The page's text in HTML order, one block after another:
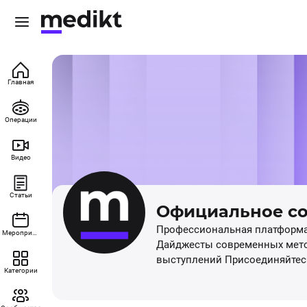
Главная
Операции
Видео
Статьи
Категории
Официальное
Профессиональная
Дайджесты современных
выступлений